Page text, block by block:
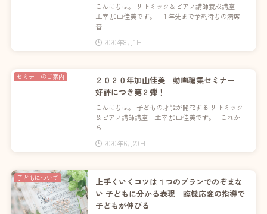
こんにちは。 リトミック＆ピアノ講師養成講座
主宰 加山佳美です。 １年先まで予約待ちの満席
音…
2020年8月1日
２０２０年加山佳美 動画編集セミナー
好評につき第２弾！
こんにちは。 子どもの才能が開花する リトミック
＆ピアノ講師講座 主宰 加山佳美です。 これか
ら…
2020年6月20日
セミナーのご案内
上手くいくコツは１つのプランでのぞまな
い 子どもに分かる表現 臨機応変の指導で
子どもが伸びる
子どもについて